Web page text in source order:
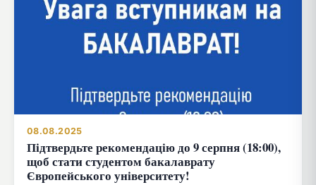
08.08.2025
Підтвердьте рекомендацію до 9 серпня (18:00),
щоб стати студентом бакалаврату
Європейського університету!